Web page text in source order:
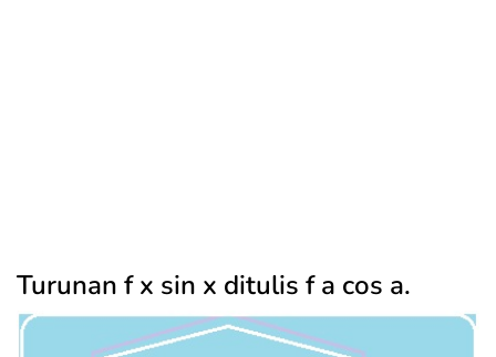
Turunan f x sin x ditulis f a cos a.